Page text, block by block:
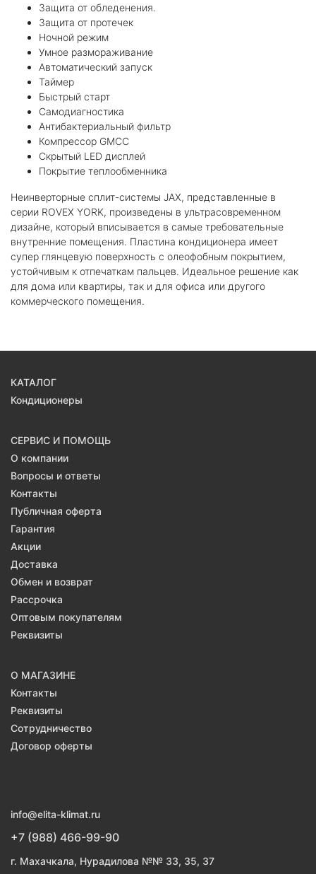
Защита от обледенения.
Защита от протечек
Ночной режим
Умное размораживание
Автоматический запуск
Таймер
Быстрый старт
Самодиагностика
Антибактериальный фильтр
Компрессор GMCC
Скрытый LED дисплей
Покрытие теплообменника
Неинверторные сплит-системы JAX, представленные в
серии ROVEX YORK, произведены в ультрасовременном
дизайне, который вписывается в самые требовательные
внутренние помещения. Пластина кондиционера имеет
супер глянцевую поверхность с олеофобным покрытием,
устойчивым к отпечаткам пальцев. Идеальное решение как
для дома или квартиры, так и для офиса или другого
коммерческого помещения.
КАТАЛОГ
Кондиционеры
СЕРВИС И ПОМОЩЬ
О компании
Вопросы и ответы
Контакты
Публичная оферта
Гарантия
Акции
Доставка
Обмен и возврат
Рассрочка
Оптовым покупателям
Реквизиты
О МАГАЗИНЕ
Контакты
Реквизиты
Сотрудничество
Договор оферты
info@elita-klimat.ru
+7 (988) 466-99-90
г. Махачкала, Нурадилова №№ 33, 35, 37